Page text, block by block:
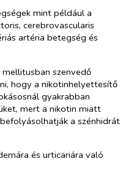
mint például a
cerebrovascularis
artéria betegség és
szenvedő
hogy a nikotinhelyettesítő
gyakrabban
mert a nikotin miatt
a szénhidrát
és urticariára való